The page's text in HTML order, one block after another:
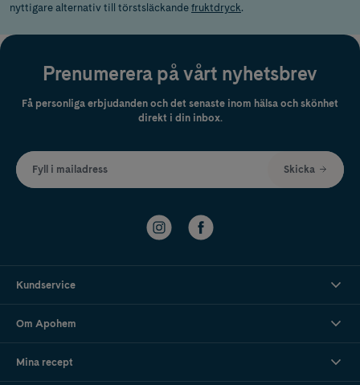
nyttigare alternativ till törstsläckande fruktdryck.
Prenumerera på vårt nyhetsbrev
Få personliga erbjudanden och det senaste inom hälsa och skönhet
direkt i din inbox.
Fyll i mailadress Skicka
Kundservice
Om Apohem
Mina recept